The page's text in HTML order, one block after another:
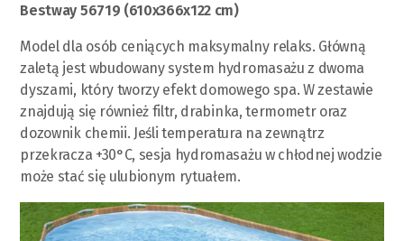
Bestway 56719 (610х366х122 cm)
Model dla osób ceniących maksymalny relaks. Główną
zaletą jest wbudowany system hydromasażu z dwoma
dyszami, który tworzy efekt domowego spa. W zestawie
znajdują się również filtr, drabinka, termometr oraz
dozownik chemii. Jeśli temperatura na zewnątrz
przekracza +30°C, sesja hydromasażu w chłodnej wodzie
może stać się ulubionym rytuałem.